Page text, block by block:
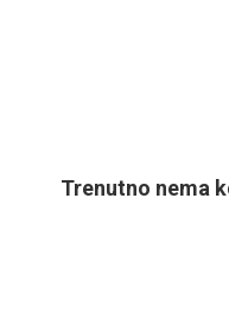
Trenutno nema